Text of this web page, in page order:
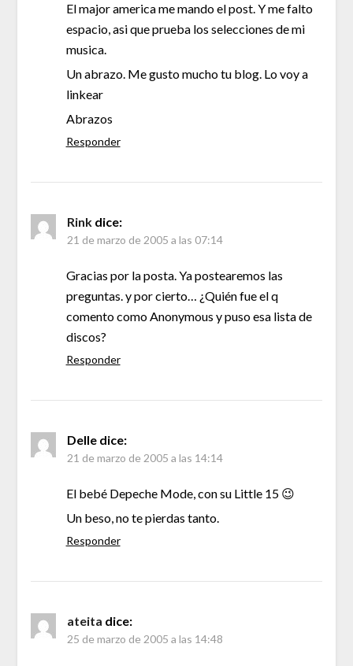
El major america me mando el post. Y me falto
espacio, asi que prueba los selecciones de mi
musica.
Un abrazo. Me gusto mucho tu blog. Lo voy a
linkear
Abrazos
Responder
Rink dice:
21 de marzo de 2005 a las 07:14
Gracias por la posta. Ya postearemos las
preguntas. y por cierto… ¿Quién fue el q
comento como Anonymous y puso esa lista de
discos?
Responder
Delle dice:
21 de marzo de 2005 a las 14:14
El bebé Depeche Mode, con su Little 15 😉
Un beso, no te pierdas tanto.
Responder
ateita dice:
25 de marzo de 2005 a las 14:48